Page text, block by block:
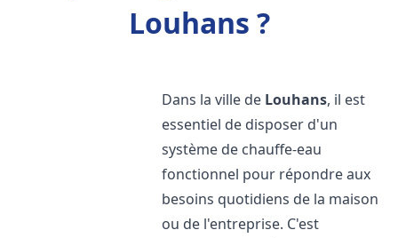
Louhans ?
Dans la ville de Louhans, il est
essentiel de disposer d'un
système de chauffe-eau
fonctionnel pour répondre aux
besoins quotidiens de la maison
ou de l'entreprise. C'est